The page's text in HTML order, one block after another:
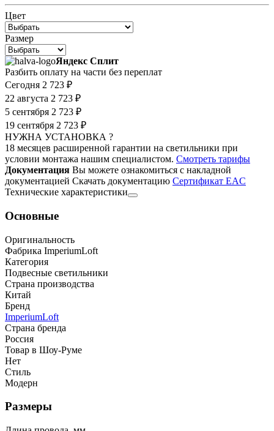
Цвет
Размер
Яндекс Сплит
Разбить оплату на части без переплат
Сегодня 2 723 ₽
22 августа 2 723 ₽
5 сентября 2 723 ₽
19 сентября 2 723 ₽
НУЖНА УСТАНОВКА ?
18 месяцев расширенной гарантии на светильники при
условии монтажа нашим специалистом. Смотреть тарифы
Документация Вы можете ознакомиться с накладной
документацией Скачать документацию Cертификат EAC
Технические характеристики
Основные
Оригинальность
Фабрика ImperiumLoft
Категория
Подвесные светильники
Страна производства
Китай
Бренд
ImperiumLoft
Страна бренда
Россия
Товар в Шоу-Руме
Нет
Стиль
Модерн
Размеры